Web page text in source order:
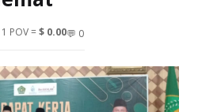
1 POV = $ 0.00💬 0